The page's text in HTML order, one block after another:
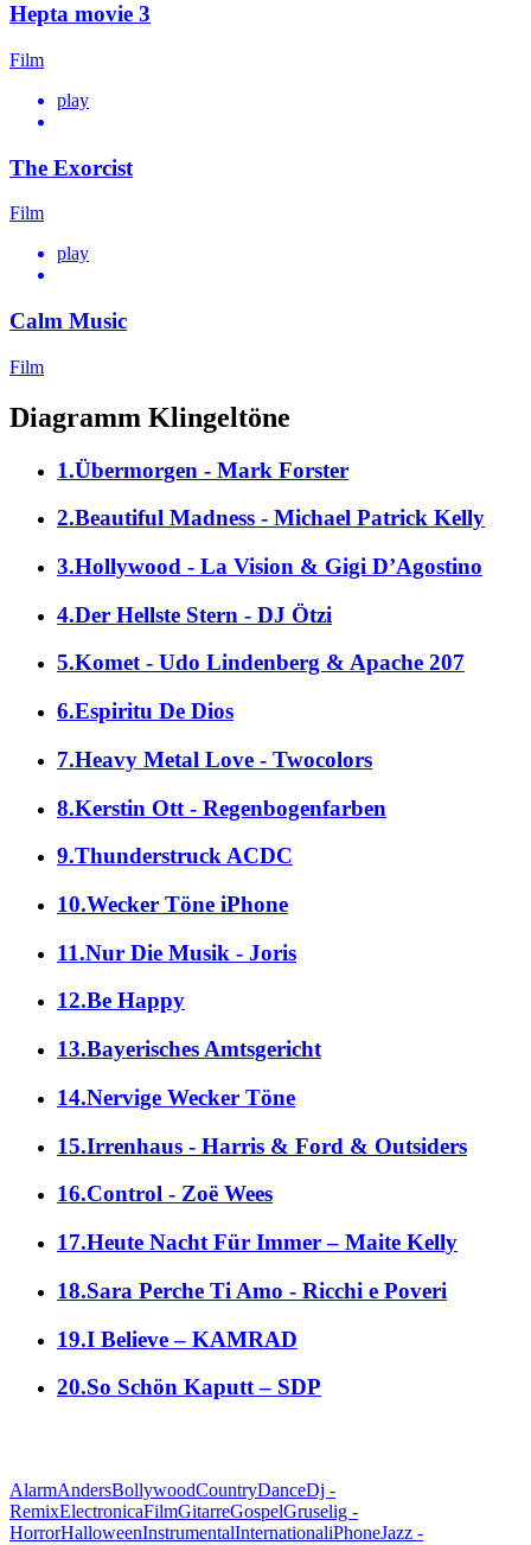
Hepta movie 3
Film
play
The Exorcist
Film
play
Calm Music
Film
Diagramm Klingeltöne
1.Übermorgen - Mark Forster
2.Beautiful Madness - Michael Patrick Kelly
3.Hollywood - La Vision & Gigi D’Agostino
4.Der Hellste Stern - DJ Ötzi
5.Komet - Udo Lindenberg & Apache 207
6.Espiritu De Dios
7.Heavy Metal Love - Twocolors
8.Kerstin Ott - Regenbogenfarben
9.Thunderstruck ACDC
10.Wecker Töne iPhone
11.Nur Die Musik - Joris
12.Be Happy
13.Bayerisches Amtsgericht
14.Nervige Wecker Töne
15.Irrenhaus - Harris & Ford & Outsiders
16.Control - Zoë Wees
17.Heute Nacht Für Immer – Maite Kelly
18.Sara Perche Ti Amo - Ricchi e Poveri
19.I Believe – KAMRAD
20.So Schön Kaputt – SDP
AlarmAndersBollywoodCountryDanceDj -
RemixElectronicaFilmGitarreGospelGruselig -
HorrorHalloweenInstrumentalInternationaliPhoneJazz -